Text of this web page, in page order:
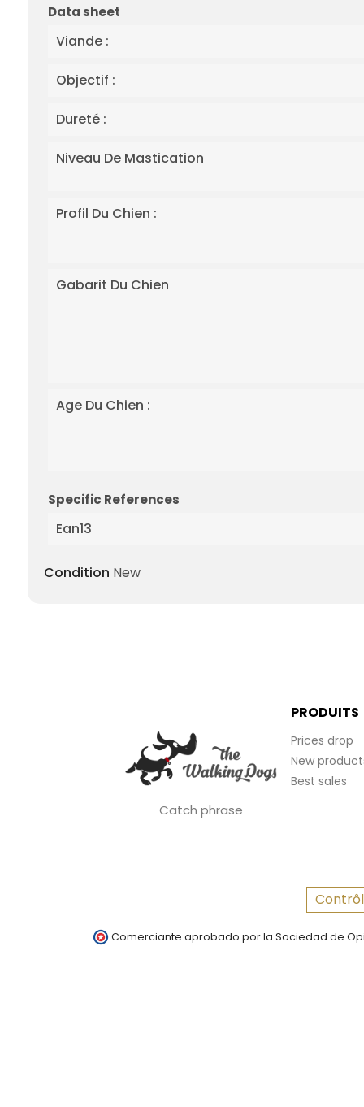
Data sheet
Viande :
Objectif :
Dureté :
Niveau De Mastication
Profil Du Chien :
Gabarit Du Chien
Age Du Chien :
Specific References
Ean13
Condition New
Catch phrase
PRODUITS
Prices drop
New
Best sales
Comerciante aprobado por la Sociedad de